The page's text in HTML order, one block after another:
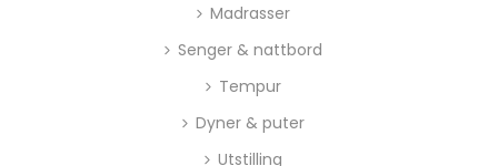
Madrasser
Senger & nattbord
Tempur
Dyner & puter
Utstilling